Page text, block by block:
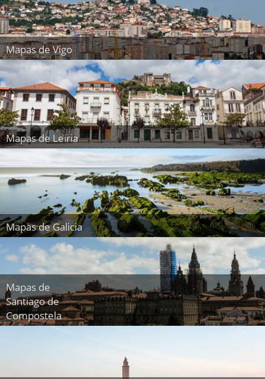
Mapas de Vigo
Mapas de Leiria
Mapas de Galicia
Mapas de
Santiago de
Compostela